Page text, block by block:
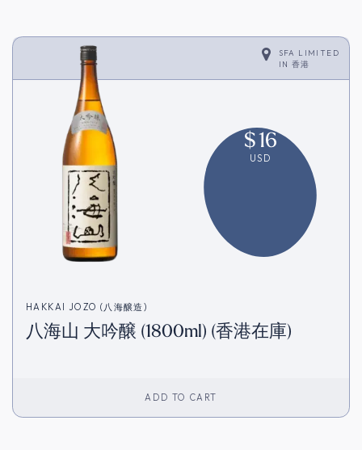
SFA LIMITED
IN 香港
$16
USD
HAKKAI JOZO (八海醸造)
八海山 大吟醸 (1800ml) (香港在庫)
ADD TO CART